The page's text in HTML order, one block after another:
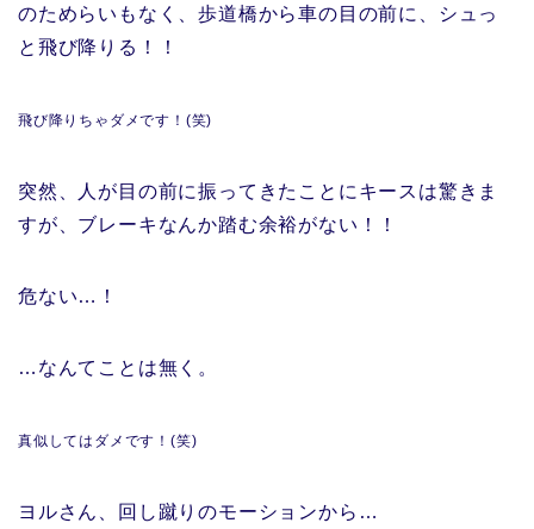
のためらいもなく、歩道橋から車の目の前に、シュっ
と飛び降りる！！
飛び降りちゃダメです！(笑)
突然、人が目の前に振ってきたことにキースは驚きま
すが、ブレーキなんか踏む余裕がない！！
危ない…！
…なんてことは無く。
真似してはダメです！(笑)
ヨルさん、回し蹴りのモーションから…